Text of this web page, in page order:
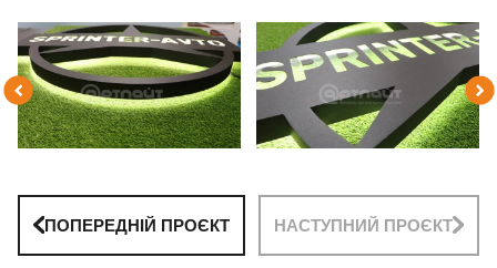
ПОПЕРЕДНІЙ ПРОЄКТ НАСТУПНИЙ ПРОЄКТ